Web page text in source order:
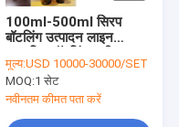
100ml-500ml सिरप
बॉटलिंग उत्पादन लाइन
मूल्य:USD 10000-30000/SET
MOQ:1 सेट
नवीनतम कीमत पता करें